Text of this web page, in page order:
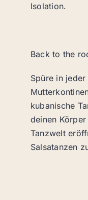
Isolation.
Back to the
Spüre in
kubanische
deinen
Tanzwelt
Salsatanzen